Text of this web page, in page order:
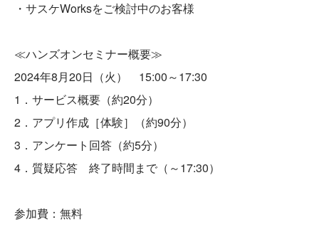
・サスケWorksをご検討中のお客様
≪ハンズオンセミナー概要≫
2024年8月20日（火） 15:00～17:30
1．サービス概要（約20分）
2．アプリ作成［体験］（約90分）
3．アンケート回答（約5分）
4．質疑応答 終了時間まで（～17:30）
参加費：無料